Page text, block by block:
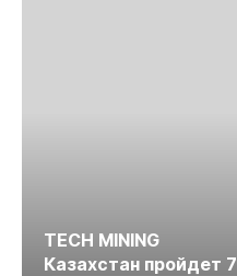
TECH MINING
Казахстан пройдет 7